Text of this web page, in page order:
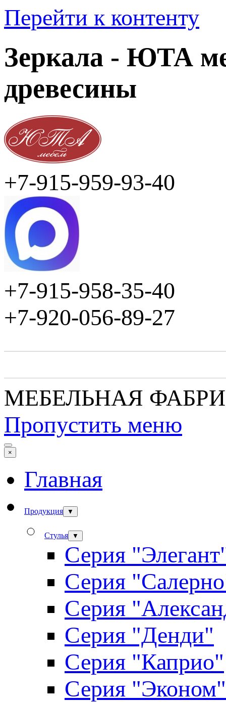
Перейти к контенту
Зеркала - ЮТА
древесины
+7-915-959-93-40
+7-915-958-35-40
+7-920-056-89-27
МЕБЕЛЬНАЯ
Пропустить меню
×
Главная
Продукция ▼
Стулья ▼
Серия
Серия
Серия
Серия "Денди"
Серия "Каприо"
Серия "Эконом"